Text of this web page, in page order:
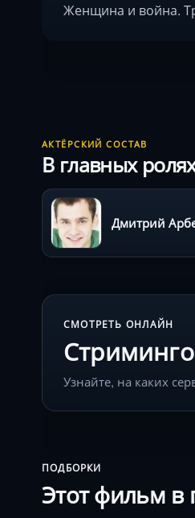
Женщина и война.
АКТЁРСКИЙ СОСТАВ
В главных
Дмитрий
СМОТРЕТЬ ОНЛАЙН
Узнайте, на каких
ПОДБОРКИ
Этот фильм в